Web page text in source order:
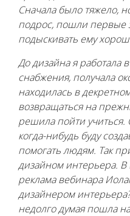
Сначала было тяжело,
подрос, пошли первые
подыскивать ему
До дизайна я работала
снабжения, получала
находилась в
возвращаться на
решила пойти учиться.
когда-нибудь буду
помогать людям. Так
дизайном интерьера. В
реклама вебинара
дизайнером
недолго думая пошла